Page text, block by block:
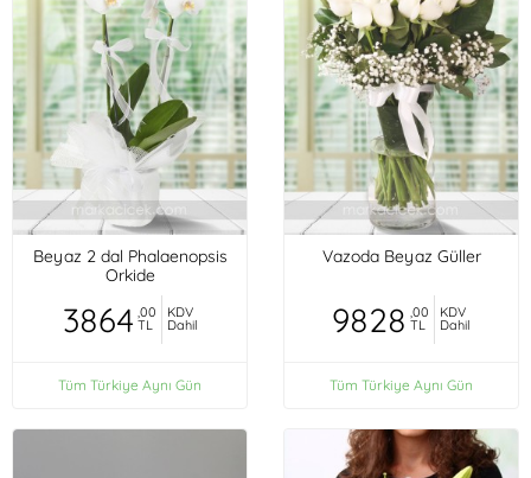
Beyaz 2 dal Phalaenopsis
Orkide
3864 ,00
TL
KDV
Dahil
Tüm Türkiye Aynı Gün
Vazoda Beyaz Güller
9828 ,00
TL
KDV
Dahil
Tüm Türkiye Aynı Gün